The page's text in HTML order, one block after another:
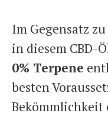
Im Gegensatz
in diesem CBD-
0% Terpene
besten
Bekömmlichkeit